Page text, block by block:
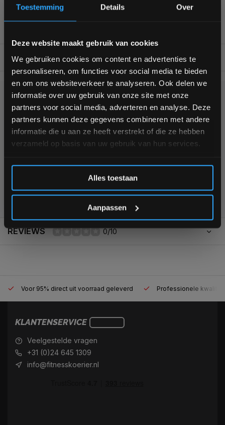
Toestemming Details Over
Deze website maakt gebruik van cookies
We gebruiken cookies om content en advertenties te
personaliseren, om functies voor social media te bieden
en om ons websiteverkeer te analyseren. Ook delen we
informatie over uw gebruik van onze site met onze
partners voor social media, adverteren en analyse. Deze
partners kunnen deze gegevens combineren met andere
informatie die u aan ze heeft verstrekt of die ze hebben
verzameld op basis van uw gebruik van hun services.
Alles toestaan
Aanpassen
Persoonlijk en deskundig advies op maat
Complete gym inrichting mogelijk
BESCHRIJVING
KUNNEN WE HELPEN?
+31 (0)24 645 1309
355 customers give us a 4,7/5 at
REVIEWS 0/10
Voor 95% direct uit voorraad geleverd Professionele
KLANTENSERVICE
Veelgestelde vragen
+31 (0)24 645 1309
info@fitnesskoerier.nl
Bam! 5% korting op je volgende
Schrijf je in voor onze nieuwsbrief om op de hoogte te
blijven over onze nieuwe producten, deals en meer
interessante info. Ontvang 5% korting op je eerstvolgende
aankoop! 😀
Inschrijven
*Verzendkosten vallen buiten de korting